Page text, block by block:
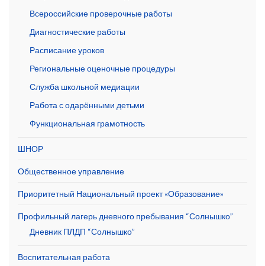
Всероссийские проверочные работы
Диагностические работы
Расписание уроков
Региональные оценочные процедуры
Служба школьной медиации
Работа с одарёнными детьми
Функциональная грамотность
ШНОР
Общественное управление
Приоритетный Национальный проект «Образование»
Профильный лагерь дневного пребывания “Солнышко”
Дневник ПЛДП “Солнышко”
Воспитательная работа